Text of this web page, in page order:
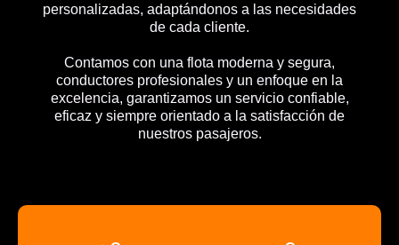
personalizadas, adaptándonos a las necesidades
de cada cliente.
Contamos con una flota moderna y segura,
conductores profesionales y un enfoque en la
excelencia, garantizamos un servicio confiable,
eficaz y siempre orientado a la satisfacción de
nuestros pasajeros.